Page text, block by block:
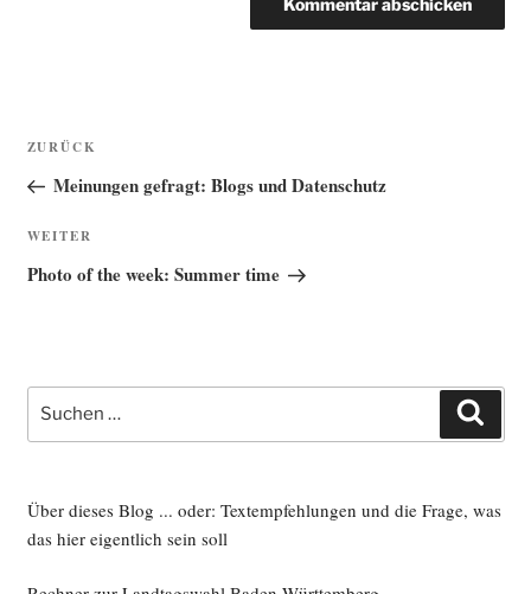
Beitragsnavigation
Vorheriger
Beitrag
ZURÜCK
Meinungen gefragt: Blogs und Datenschutz
Nächster
Beitrag
WEITER
Photo of the week: Summer time
Suche
nach:
Über dieses Blog ... oder: Textempfehlungen und die Frage, was
das hier eigentlich sein soll